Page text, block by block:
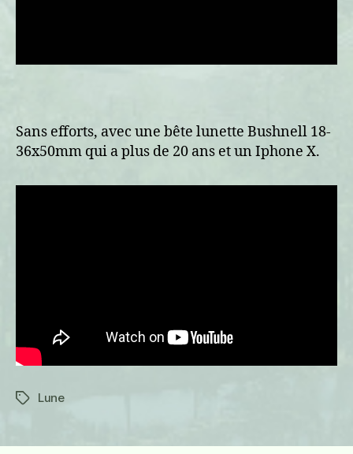
Sans efforts, avec une bête lunette Bushnell 18-
36x50mm qui a plus de 20 ans et un Iphone X.
Étiquettes
Lune